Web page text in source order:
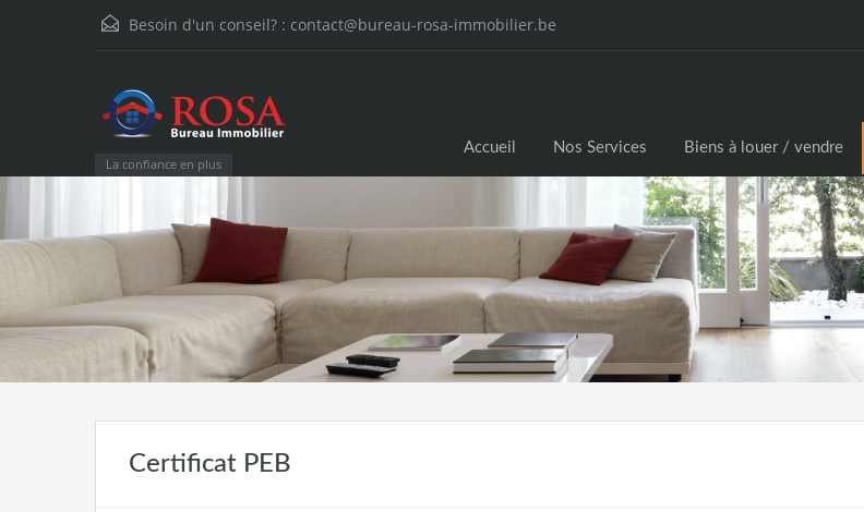
Besoin d'un conseil? : contact@bureau-rosa-immobilier.be
La confiance en plus
Accueil Nos Services Biens à louer / vendre
Certificat PEB